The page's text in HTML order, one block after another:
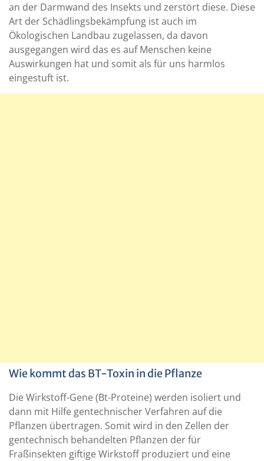
an der Darmwand des Insekts und zerstört diese. Diese
Art der Schädlingsbekämpfung ist auch im
Ökologischen Landbau zugelassen, da davon
ausgegangen wird das es auf Menschen keine
Auswirkungen hat und somit als für uns harmlos
eingestuft ist.
Wie kommt das BT-Toxin in die Pflanze
Die Wirkstoff-Gene (Bt-Proteine) werden isoliert und
dann mit Hilfe gentechnischer Verfahren auf die
Pflanzen übertragen. Somit wird in den Zellen der
gentechnisch behandelten Pflanzen der für
Fraßinsekten giftige Wirkstoff produziert und eine